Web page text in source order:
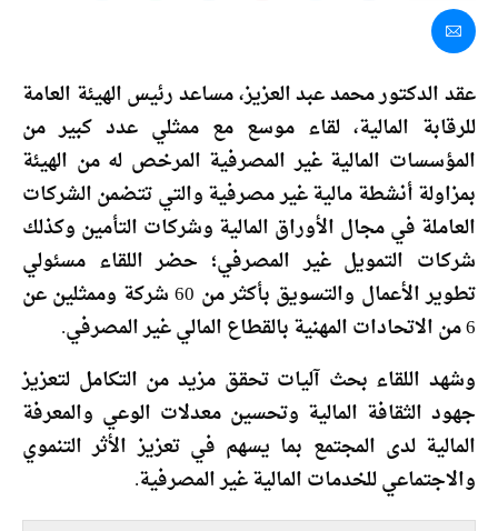
عقد الدكتور محمد عبد العزيز، مساعد رئيس الهيئة العامة
للرقابة المالية، لقاء موسع مع ممثلي عدد كبير من
المؤسسات المالية غير المصرفية المرخص له من الهيئة
بمزاولة أنشطة مالية غير مصرفية والتي تتضمن الشركات
العاملة في مجال الأوراق المالية وشركات التأمين وكذلك
شركات التمويل غير المصرفي؛ حضر اللقاء مسئولي
تطوير الأعمال والتسويق بأكثر من 60 شركة وممثلين عن
6 من الاتحادات المهنية بالقطاع المالي غير المصرفي.
وشهد اللقاء بحث آليات تحقق مزيد من التكامل لتعزيز
جهود الثقافة المالية وتحسين معدلات الوعي والمعرفة
المالية لدى المجتمع بما يسهم في تعزيز الأثر التنموي
والاجتماعي للخدمات المالية غير المصرفية.